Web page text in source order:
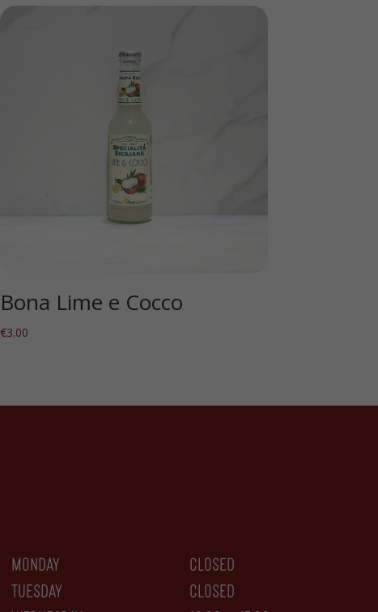
Bona Lime e Cocco
€3.00
monday
closed
tuesday
CLOSED